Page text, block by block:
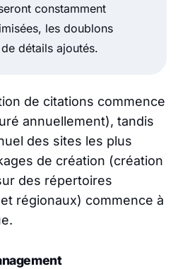
constamment
les doublons
détails ajoutés.
de citations commence
annuellement), tandis
des sites les plus
de création (création
des répertoires
régionaux) commence à